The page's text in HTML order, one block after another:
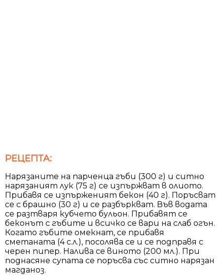
РЕЦЕПТА:
Нарязаните на парченца гъби (300 г) и ситно
нарязаният лук (75 г) се изпържват в олиото.
Прибавя се изпърженият бекон (40 г). Поръсват
се с брашно (30 г) и се разбъркват. Във водата
се разтваря кубчето бульон. Прибавят се
беконът с гъбите и всичко се вари на слаб огън.
Когато гъбите омекнат, се прибавя
сметаната (4 с.л.), посолява се и се подправя с
черен пипер. Налива се виното (200 мл.). При
поднасяне супата се поръсва със ситно нарязан
магданоз.